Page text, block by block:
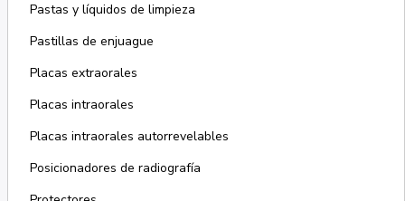
Pastas y líquidos de limpieza
Pastillas de enjuague
Placas extraorales
Placas intraorales
Placas intraorales autorrevelables
Posicionadores de radiografía